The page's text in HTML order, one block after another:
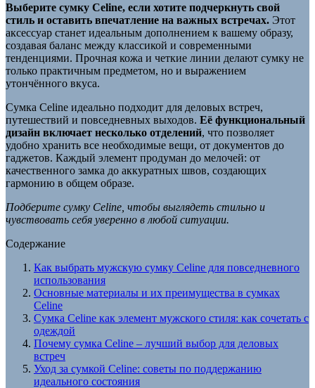
Выберите сумку Celine, если хотите подчеркнуть свой
стиль и оставить впечатление на важных встречах. Этот
аксессуар станет идеальным дополнением к вашему образу,
создавая баланс между классикой и современными
тенденциями. Прочная кожа и четкие линии делают сумку не
только практичным предметом, но и выражением
утончённого вкуса.
Сумка Celine идеально подходит для деловых встреч,
путешествий и повседневных выходов. Её функциональный
дизайн включает несколько отделений, что позволяет
удобно хранить все необходимые вещи, от документов до
гаджетов. Каждый элемент продуман до мелочей: от
качественного замка до аккуратных швов, создающих
гармонию в общем образе.
Подберите сумку Celine, чтобы выглядеть стильно и
чувствовать себя уверенно в любой ситуации.
Содержание
Как выбрать мужскую сумку Celine для повседневного
использования
Основные материалы и их преимущества в сумках
Celine
Сумка Celine как элемент мужского стиля: как сочетать с
одеждой
Почему сумка Celine – лучший выбор для деловых
встреч
Уход за сумкой Celine: советы по поддержанию
идеального состояния